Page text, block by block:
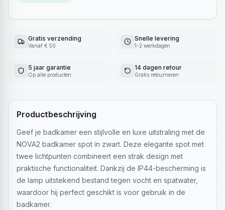
Gratis verzending
Vanaf € 50
Snelle levering
1-2 werkdagen
5 jaar garantie
Op alle producten
14 dagen retour
Gratis retourneren
Productbeschrijving
Geef je badkamer een stijlvolle en luxe uitstraling met de
NOVA2 badkamer spot in zwart. Deze elegante spot met
twee lichtpunten combineert een strak design met
praktische functionaliteit. Dankzij de IP44-bescherming is
de lamp uitstekend bestand tegen vocht en spatwater,
waardoor hij perfect geschikt is voor gebruik in de
badkamer.